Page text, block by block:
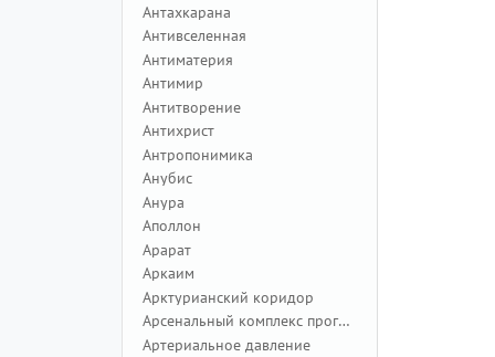
Антахкарана
Антивселенная
Антиматерия
Антимир
Антитворение
Антихрист
Антропонимика
Анубис
Анура
Аполлон
Арарат
Аркаим
Арктурианский коридор
Арсенальный комплекс программ
Артериальное давление